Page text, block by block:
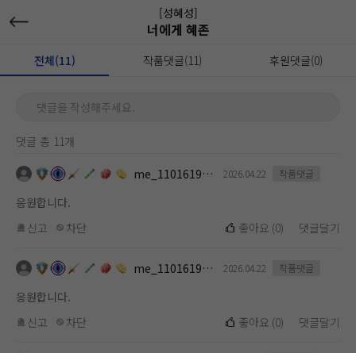
[성혜성]
너에게 혜존
전체(11) 작품댓글(11) 후원댓글(0)
댓글을 작성해주세요.
댓글 총 11개
me_1101619112 2026.04.22 작품댓글
응원합니다.
신고
차단 좋아요 (0) 댓글달기
me_1101619112 2026.04.22 작품댓글
응원합니다.
신고
차단 좋아요 (0) 댓글달기